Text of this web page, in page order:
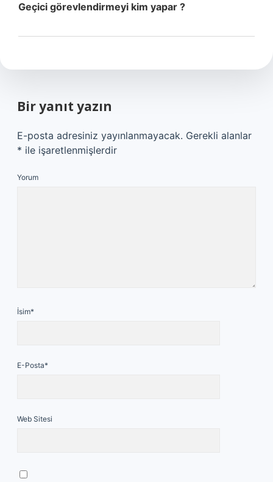
Geçici görevlendirmeyi kim yapar ?
Bir yanıt yazın
E-posta adresiniz yayınlanmayacak. Gerekli alanlar
* ile işaretlenmişlerdir
Yorum
İsim*
E-Posta*
Web Sitesi